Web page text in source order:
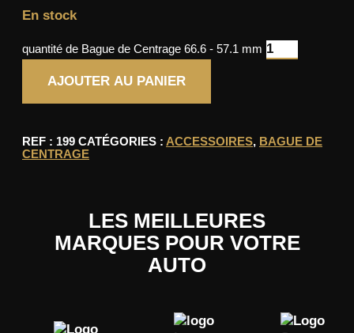
En stock
quantité de Bague de Centrage 66.6 - 57.1 mm
AJOUTER AU PANIER
REF : 199 CATÉGORIES : ACCESSOIRES, BAGUE DE
CENTRAGE
LES MEILLEURES
MARQUES POUR VOTRE
AUTO